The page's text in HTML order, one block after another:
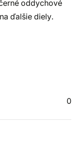
oddychové
ďalšie diely.
0